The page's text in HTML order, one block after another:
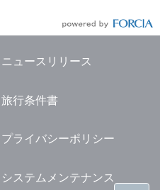
ニュースリリース
旅行条件書
プライバシーポリシー
システムメンテナンス